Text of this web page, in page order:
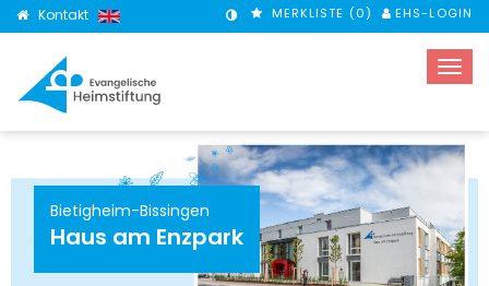
Kontakt
KONTRASTMODUS
MERKLISTE (0) EHS-LOGIN
Bietigheim-Bissingen
Haus am Enzpark